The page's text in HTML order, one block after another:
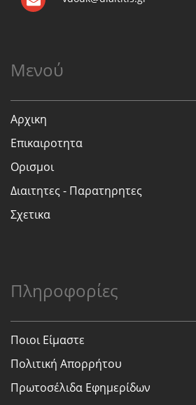
Μενού
Αρχικη
Επικαιροτητα
Ορισμοι
Διαιτητες - Παρατηρητες
Σχετικα
Πληροφορίες
Ποιοι Είμαστε
Πολιτική Απορρήτου
Πρωτοσέλιδα Εφημερίδων